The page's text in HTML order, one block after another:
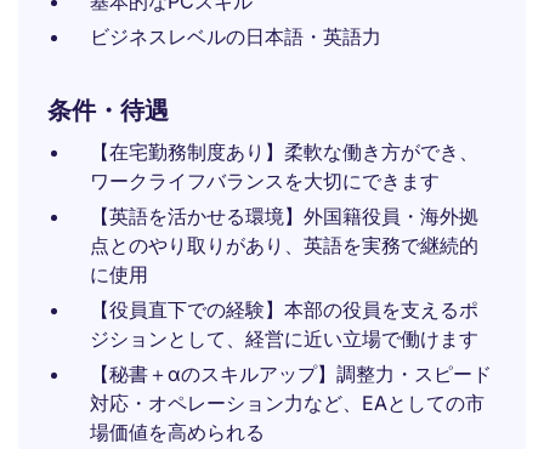
ビジネスレベルの日本語・英語力
条件・待遇
【在宅勤務制度あり】柔軟な働き方ができ、
ワークライフバランスを大切にできます
【英語を活かせる環境】外国籍役員・海外拠
点とのやり取りがあり、英語を実務で継続的
に使用
【役員直下での経験】本部の役員を支えるポ
ジションとして、経営に近い立場で働けます
【秘書＋αのスキルアップ】調整力・スピード
対応・オペレーション力など、EAとしての市
場価値を高められる